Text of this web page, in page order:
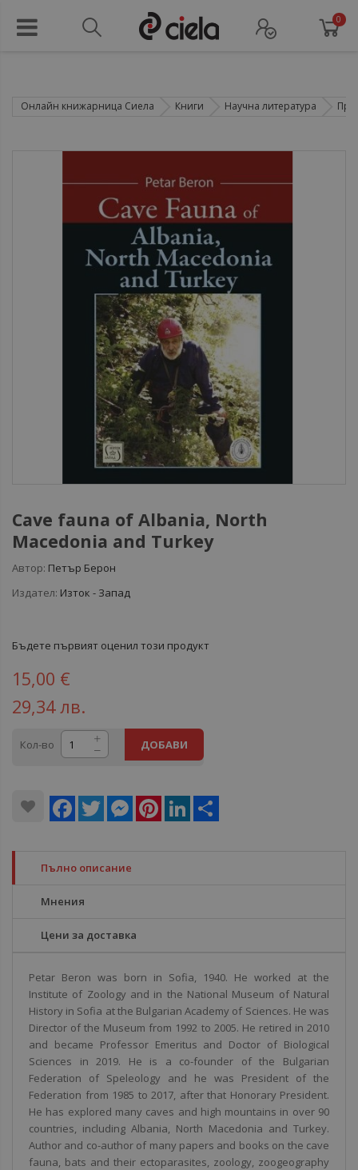
0
Онлайн книжарница Сиела Книги Научна литература
Cave fauna of Albania, North
Macedonia and Turkey
Автор: Петър Берон
Издател: Изток - Запад
Бъдете първият оценил този продукт
15,00 €
29,34 лв.
Кол-во ДОБАВИ
Facebook
Twitter MessengerPinterestLinkedIn
Пълно описание
Мнения
Цени за доставка
Petar Beron was born in Sofia, 1940. He worked at the
Institute of Zoology and in the National Museum of Natural
History in Sofia at the Bulgarian Academy of Sciences. He was
Director of the Museum from 1992 to 2005. He retired in 2010
and became Professor Emeritus and Doctor of Biological
Sciences in 2019. He is a co-founder of the Bulgarian
Federation of Speleology and he was President of the
Federation from 1985 to 2017, after that Honorary President.
He has explored many caves and high mountains in over 90
countries, including Albania, North Macedonia and Turkey.
Author and co-author of many papers and books on the cave
fauna, bats and their ectoparasites, zoology, zoogeography